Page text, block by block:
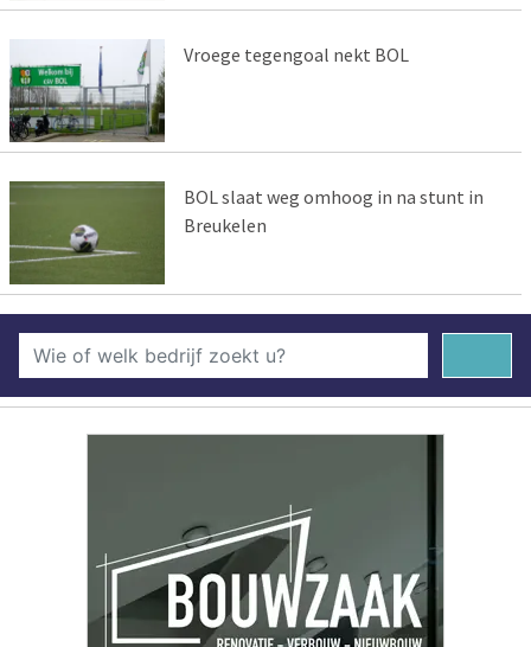
Vroege tegengoal nekt BOL
BOL slaat weg omhoog in na stunt in
Breukelen